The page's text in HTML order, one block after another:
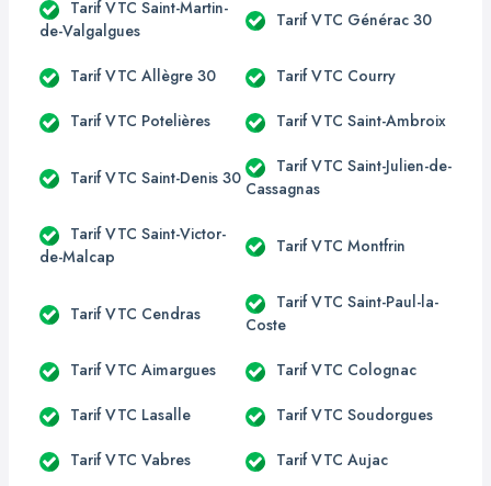
Tarif VTC Saint-Martin-
de-Valgalgues
Tarif VTC Générac 30
Tarif VTC Allègre 30 Tarif VTC Courry
Tarif VTC Potelières Tarif VTC Saint-Ambroix
Tarif VTC Saint-Denis 30
Tarif VTC Saint-Julien-de-
Cassagnas
Tarif VTC Saint-Victor-
de-Malcap
Tarif VTC Montfrin
Tarif VTC Cendras
Tarif VTC Saint-Paul-la-
Coste
Tarif VTC Aimargues Tarif VTC Colognac
Tarif VTC Lasalle Tarif VTC Soudorgues
Tarif VTC Vabres Tarif VTC Aujac